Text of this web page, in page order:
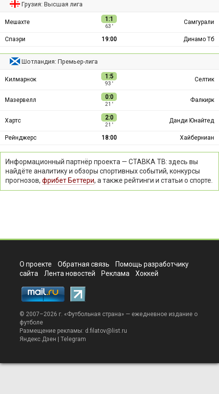
Грузия: Высшая лига
Мешахте 1:1
63 ′
Самгурали
Спаэри 19:00 Динамо Тб
Шотландия: Премьер-лига
Килмарнок 1:5
93 ′
Селтик
Мазервелл 0:0
21 ′
Фалкирк
Хартс 2:0
21 ′
Данди Юнайтед
Рейнджерс 18:00 Хайберниан
Информационный партнёр проекта — СТАВКА ТВ: здесь вы
найдёте аналитику и обзоры спортивных событий, конкурсы
прогнозов, фрибет Беттери, а также рейтинги и статьи о спорте.
О проекте Обратная связь
Помощь разработчику
сайта
Лента новостей Реклама Хоккей
© 2007–2026 г. «Футбольная страна» — ежедневное издание о
футболе
Размещение рекламы: d.filatov@list.ru
Яндекс.Дзен
Telegram